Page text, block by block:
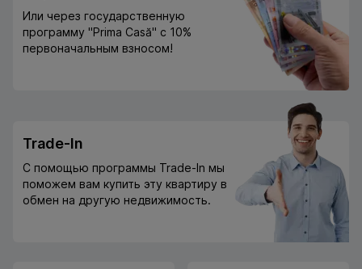
Или через государственную
программу "Prima Casă" с 10%
первоначальным взносом!
Trade-In
С помощью программы Trade-In мы
поможем вам купить эту квартиру в
обмен на другую недвижимость.